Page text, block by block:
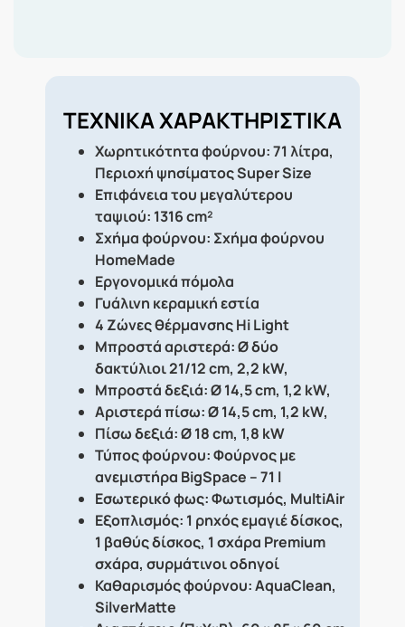
ΤΕΧΝΙΚΑ ΧΑΡΑΚΤΗΡΙΣΤΙΚΑ
Χωρητικότητα φούρνου: 71 λίτρα,
Περιοχή ψησίματος Super Size
Επιφάνεια του μεγαλύτερου
ταψιού: 1316 cm²
Σχήμα φούρνου: Σχήμα φούρνου
HomeMade
Εργονομικά πόμολα
Γυάλινη κεραμική εστία
4 Ζώνες θέρμανσης Hi Light
Μπροστά αριστερά: Ø δύο
δακτύλιοι 21/12 cm, 2,2 kW,
Μπροστά δεξιά: Ø 14,5 cm, 1,2 kW,
Αριστερά πίσω: Ø 14,5 cm, 1,2 kW,
Πίσω δεξιά: Ø 18 cm, 1,8 kW
Τύπος φούρνου: Φούρνος με
ανεμιστήρα BigSpace – 71 l
Εσωτερικό φως: Φωτισμός, MultiAir
Εξοπλισμός: 1 ρηχός εμαγιέ δίσκος,
1 βαθύς δίσκος, 1 σχάρα Premium
σχάρα, συρμάτινοι οδηγοί
Καθαρισμός φούρνου: AquaClean,
SilverMatte